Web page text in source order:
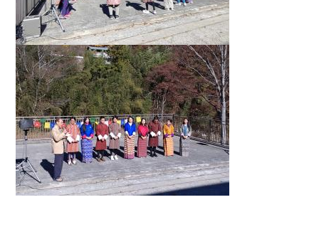
文字サイトマップリンク集プライバシーポリシー